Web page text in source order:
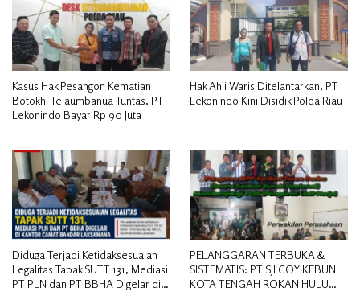
Kasus Hak Pesangon Kematian
Botokhi Telaumbanua Tuntas, PT
Lekonindo Bayar Rp 90 Juta
Hak Ahli Waris Ditelantarkan, PT
Lekonindo Kini Disidik Polda Riau
Diduga Terjadi Ketidaksesuaian
Legalitas Tapak SUTT 131, Mediasi
PT PLN dan PT BBHA Digelar di
PELANGGARAN TERBUKA &
SISTEMATIS: PT SJI COY KEBUN
KOTA TENGAH ROKAN HULU